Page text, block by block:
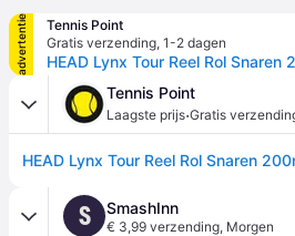
advertentie
Tennis Point
Gratis verzending, 1-2 dagen
Tennis Point
Laagste prijs·Gratis
S SmashInn
€ 3,99 verzending, Morgen